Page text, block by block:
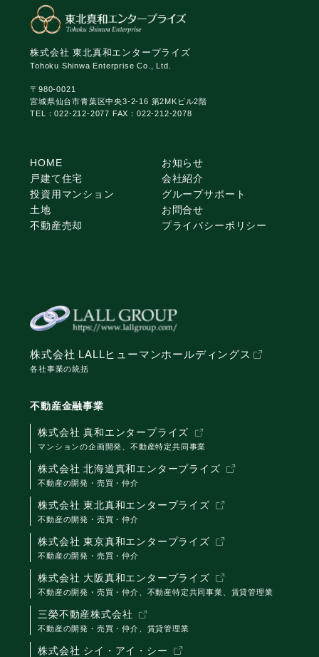
株式会社 東北真和エンタープライズ
Tohoku Shinwa Enterprise Co., Ltd.
〒980-0021
宮城県仙台市青葉区中央3-2-16 第2MKビル2階
TEL：022-212-2077 FAX：022-212-2078
HOME
戸建て住宅
投資用マンション
土地
不動産売却
お知らせ
会社紹介
グループサポート
お問合せ
プライバシーポリシー
株式会社 LALLヒューマンホールディングス
各社事業の統括
不動産金融事業
株式会社 真和エンタープライズ
マンションの企画開発、不動産特定共同事業
株式会社 北海道真和エンタープライズ
不動産の開発・売買・仲介
株式会社 東北真和エンタープライズ
不動産の開発・売買・仲介
株式会社 東京真和エンタープライズ
不動産の開発・売買・仲介
株式会社 大阪真和エンタープライズ
不動産の開発・売買・仲介、不動産特定共同事業、賃貸管理業
三榮不動産株式会社
不動産の開発・売買・仲介、賃貸管理業
株式会社 シイ・アイ・シー